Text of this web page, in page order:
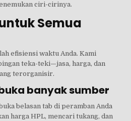
ciri-cirinya.
Semua
efisiensi waktu Anda. Kami
teka-teki—jasa, harga, dan
terorganisir.
banyak sumber
belasan tab di peramban Anda
harga HPL, mencari tukang, dan